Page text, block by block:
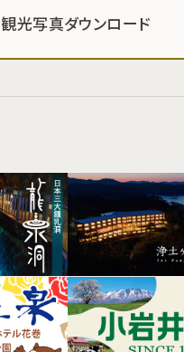
観光写真ダウンロード